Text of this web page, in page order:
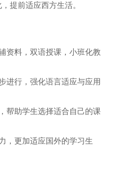
提前适应西方生活。
资料，双语授课，小班化教
进行，强化语言适应与应用
帮助学生选择适合自己的课
，更加适应国外的学习生